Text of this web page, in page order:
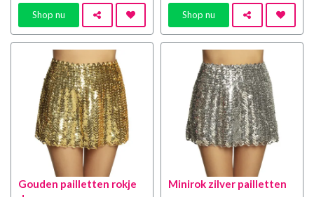
Shop nu Shop nu
Gouden pailletten rokje
Minirok zilver pailletten